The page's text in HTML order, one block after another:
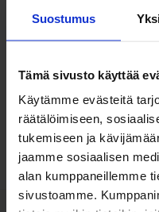
Suostumus
Tämä sivusto käyttää
Käytämme evästeitä
räätälöimiseen,
tukemiseen ja
jaamme sosiaalisen
alan kumppaneillemme
sivustoamme.
Kaluste-Matin oma
ehjänä perille - ja
Kuljetuksen hinta
Kaluste-Matti Oy